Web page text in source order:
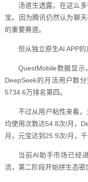
汤道生透露，在这么
宝。因为腾讯仍然认为聊
的重要赛道。
但从独立原生AI APP
QuestMobile数据显示
DeepSeek的月活用户数
5734.6万排名第四。
不过从用户粘性来看
均使用次数达54.8次/月，
月，元宝达到25.9次/月，
当前AI助手市场已经
流，第二阶段开始拼生态密